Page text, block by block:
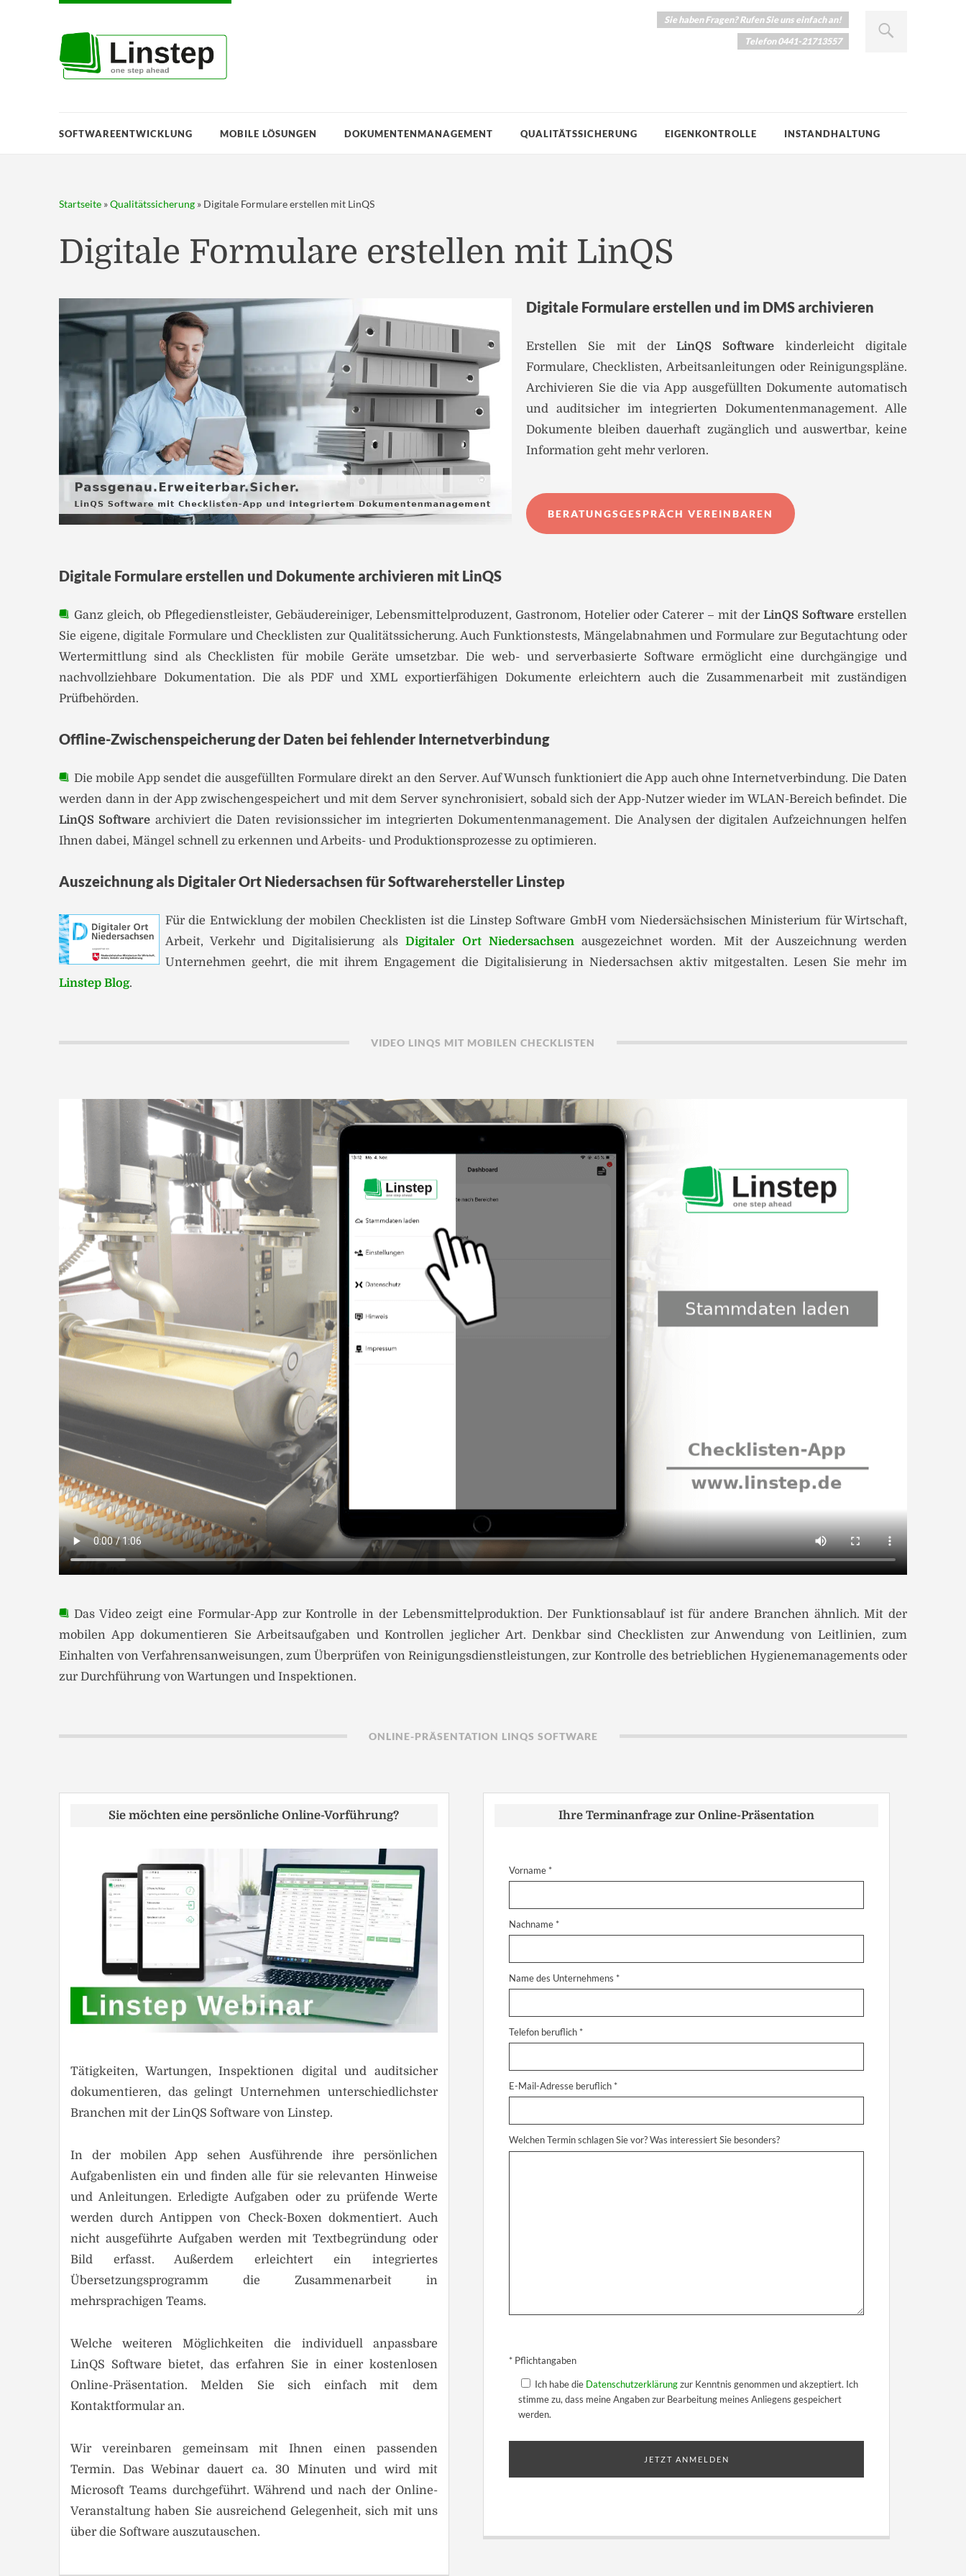
Sie haben Fragen? Rufen Sie uns einfach an!
Telefon 0441-21713557
SOFTWAREENTWICKLUNG MOBILE LÖSUNGEN DOKUMENTENMANAGEMENT QUALITÄTSSICHERUNG EIGENKONTROLLE INSTANDHALTUNG
Startseite »Qualitätssicherung » Digitale Formulare erstellen mit LinQS
Digitale Formulare erstellen mit LinQS
Digitale Formulare erstellen und im DMS archivieren
Erstellen Sie mit derLinQS Software kinderleicht digitale
Formulare, Checklisten, Arbeitsanleitungen oder Reinigungspläne.
Archivieren Sie die via App ausgefüllten Dokumente automatisch
und auditsicher im integrierten Dokumentenmanagement. Alle
Dokumente bleiben dauerhaft zugänglich und auswertbar, keine
Information geht mehr verloren.
BERATUNGSGESPRÄCH VEREINBAREN
Digitale Formulare erstellen und Dokumente archivieren mit LinQS
Ganz gleich, ob Pflegedienstleister, Gebäudereiniger, Lebensmittelproduzent, Gastronom, Hotelier oder Caterer – mit der LinQS Software erstellen
Sie eigene, digitale Formulare und Checklisten zur Qualitätssicherung. Auch Funktionstests, Mängelabnahmen und Formulare zur Begutachtung oder
Wertermittlung sind als Checklisten für mobile Geräte umsetzbar. Die web- und serverbasierte Software ermöglicht eine durchgängige und
nachvollziehbare Dokumentation. Die als PDF und XML exportierfähigen Dokumente erleichtern auch die Zusammenarbeit mit zuständigen
Prüfbehörden.
Offline-Zwischenspeicherung der Daten bei fehlender Internetverbindung
Die mobile App sendet die ausgefüllten Formulare direkt an den Server. Auf Wunsch funktioniert die App auch ohne Internetverbindung. Die Daten
werden dann in der App zwischengespeichert und mit dem Server synchronisiert, sobald sich der App-Nutzer wieder im WLAN-Bereich befindet. Die
LinQS Software archiviert die Daten revisionssicher im integrierten Dokumentenmanagement. Die Analysen der digitalen Aufzeichnungen helfen
Ihnen dabei, Mängel schnell zu erkennen und Arbeits- und Produktionsprozesse zu optimieren.
Auszeichnung als Digitaler Ort Niedersachsen für Softwarehersteller Linstep
Für die Entwicklung der mobilen Checklisten ist die Linstep Software GmbH vom Niedersächsischen Ministerium für Wirtschaft,
Arbeit, Verkehr und Digitalisierung als Digitaler Ort Niedersachsen ausgezeichnet worden. Mit der Auszeichnung werden
Unternehmen geehrt, die mit ihrem Engagement die Digitalisierung in Niedersachsen aktiv mitgestalten. Lesen Sie mehr im
Linstep Blog.
VIDEO LINQS MIT MOBILEN CHECKLISTEN
Das Video zeigt eine Formular-App zur Kontrolle in der Lebensmittelproduktion. Der Funktionsablauf ist für andere Branchen ähnlich. Mit der
mobilen App dokumentieren Sie Arbeitsaufgaben und Kontrollen jeglicher Art. Denkbar sind Checklisten zur Anwendung von Leitlinien, zum
Einhalten von Verfahrensanweisungen, zum Überprüfen von Reinigungsdienstleistungen, zur Kontrolle des betrieblichen Hygienemanagements oder
zur Durchführung von Wartungen und Inspektionen.
ONLINE-PRÄSENTATION LINQS SOFTWARE
Sie möchten eine persönliche Online-Vorführung?
Tätigkeiten, Wartungen, Inspektionen digital und auditsicher
dokumentieren, das gelingt Unternehmen unterschiedlichster
Branchen mit der LinQS Software von Linstep.
In der mobilen App sehen Ausführende ihre persönlichen
Aufgabenlisten ein und finden alle für sie relevanten Hinweise
und Anleitungen. Erledigte Aufgaben oder zu prüfende Werte
werden durch Antippen von Check-Boxen dokmentiert. Auch
nicht ausgeführte Aufgaben werden mit Textbegründung oder
Bild erfasst. Außerdem erleichtert ein integriertes
Übersetzungsprogramm die Zusammenarbeit in
mehrsprachigen Teams.
Welche weiteren Möglichkeiten die individuell anpassbare
LinQS Software bietet, das erfahren Sie in einer kostenlosen
Online-Präsentation. Melden Sie sich einfach mit dem
Kontaktformular an.
Wir vereinbaren gemeinsam mit Ihnen einen passenden
Termin. Das Webinar dauert ca. 30 Minuten und wird mit
Microsoft Teams durchgeführt. Während und nach der Online-
Veranstaltung haben Sie ausreichend Gelegenheit, sich mit uns
über die Software auszutauschen.
Ihre Terminanfrage zur Online-Präsentation
Vorname *
Nachname *
Name des Unternehmens *
Telefon beruflich *
E-Mail-Adresse beruflich *
Welchen Termin schlagen Sie vor? Was interessiert Sie besonders?
s
a
e
* Pflichtangaben
Ich habe die Datenschutzerklärungzur Kenntnis genommen und akzeptiert. Ich
stimme zu, dass meine Angaben zur Bearbeitung meines Anliegens gespeichert
werden.